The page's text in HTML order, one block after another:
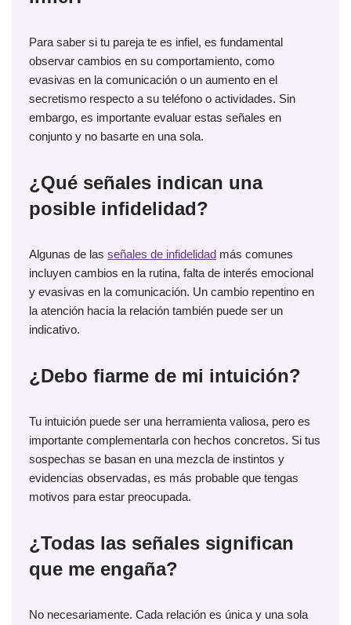
Para saber si tu pareja te es infiel, es fundamental
observar cambios en su comportamiento, como
evasivas en la comunicación o un aumento en el
secretismo respecto a su teléfono o actividades. Sin
embargo, es importante evaluar estas señales en
conjunto y no basarte en una sola.
¿Qué señales indican una
posible infidelidad?
Algunas de las señales de infidelidad más comunes
incluyen cambios en la rutina, falta de interés emocional
y evasivas en la comunicación. Un cambio repentino en
la atención hacia la relación también puede ser un
indicativo.
¿Debo fiarme de mi intuición?
Tu intuición puede ser una herramienta valiosa, pero es
importante complementarla con hechos concretos. Si tus
sospechas se basan en una mezcla de instintos y
evidencias observadas, es más probable que tengas
motivos para estar preocupada.
¿Todas las señales significan
que me engaña?
No necesariamente. Cada relación es única y una sola